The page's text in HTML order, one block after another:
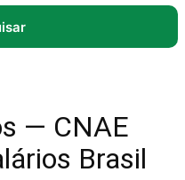
— CNAE
Brasil